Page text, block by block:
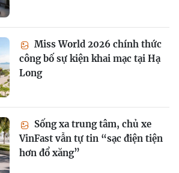
Miss World 2026 chính thức
công bố sự kiện khai mạc tại Hạ
Long
Sống xa trung tâm, chủ xe
VinFast vẫn tự tin “sạc điện tiện
hơn đổ xăng”